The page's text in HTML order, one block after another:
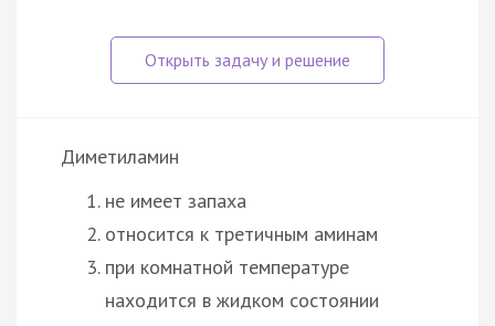
Диметиламин
не имеет запаха
относится к третичным аминам
при комнатной температуре
находится в жидком состоянии